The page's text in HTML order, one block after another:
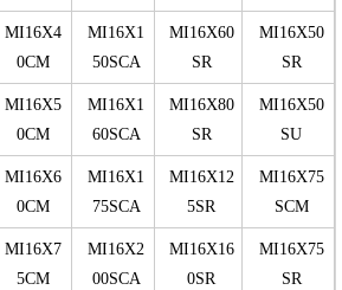
MI16X4
0CM
MI16X1
50SCA
MI16X60
SR
MI16X50
SR
MI16X5
0CM
MI16X1
60SCA
MI16X80
SR
MI16X50
SU
MI16X6
0CM
MI16X1
75SCA
MI16X12
5SR
MI16X75
SCM
MI16X7
5CM
MI16X2
00SCA
MI16X16
0SR
MI16X75
SR